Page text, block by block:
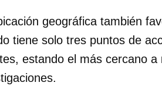
geográfica también
tiene solo tres puntos de
estando el más cercano